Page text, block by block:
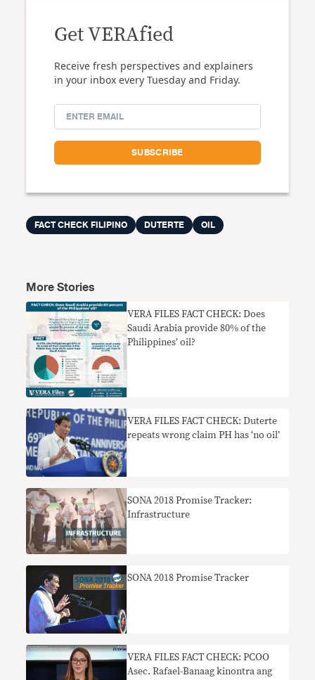
Get VERAfied
Receive fresh perspectives and explainers
in your inbox every Tuesday and Friday.
FACT CHECK FILIPINO DUTERTE OIL
More Stories
VERA FILES FACT CHECK: Does
Saudi Arabia provide 80% of the
Philippines’ oil?
VERA FILES FACT CHECK: Duterte
repeats wrong claim PH has ‘no oil’
SONA 2018 Promise Tracker:
Infrastructure
SONA 2018 Promise Tracker
VERA FILES FACT CHECK: PCOO
Asec. Rafael-Banaag kinontra ang